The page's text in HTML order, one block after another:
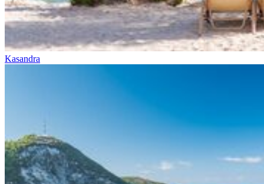
Kasandra